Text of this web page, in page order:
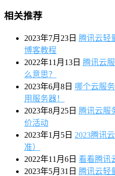
相关推荐
2023年7月23日 腾讯云轻
博客教程
2022年11月13日 腾讯云
么意思？
2023年6月8日 哪个云服
用服务器！
2023年8月25日 腾讯云服
价活动
2023年1月5日 2023腾讯
准）
2022年11月6日 看看腾讯
2023年5月31日 腾讯云轻